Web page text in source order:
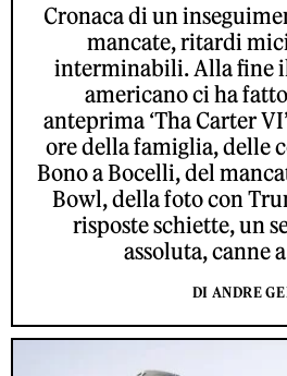
Cronaca di un
mancate, ritardi
interminabili. Alla fine
americano ci ha
anteprima ‘Tha Carter
ore della famiglia, delle
Bono a Bocelli, del
Bowl, della foto con
risposte schiette, un
assoluta, canne
DI ANDRE